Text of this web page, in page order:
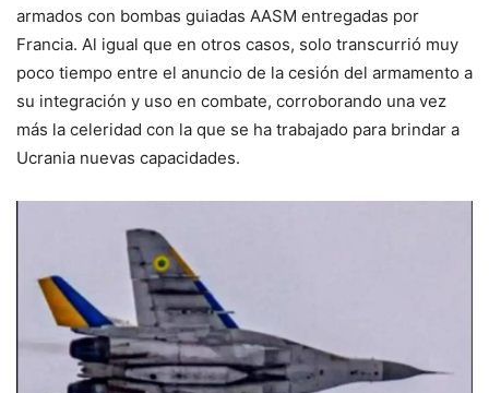
armados con bombas guiadas AASM entregadas por
Francia. Al igual que en otros casos, solo transcurrió muy
poco tiempo entre el anuncio de la cesión del armamento a
su integración y uso en combate, corroborando una vez
más la celeridad con la que se ha trabajado para brindar a
Ucrania nuevas capacidades.